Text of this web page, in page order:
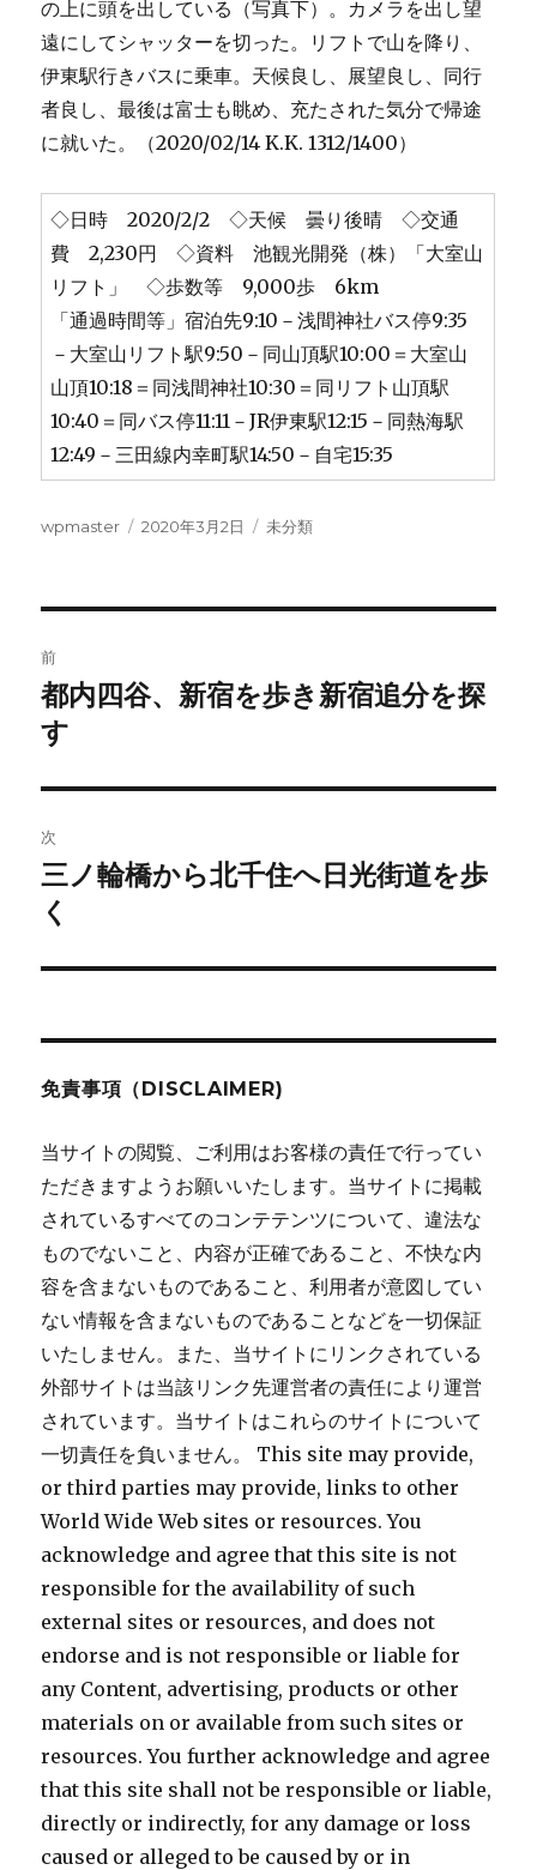
の上に頭を出している（写真下）。カメラを出し望
遠にしてシャッターを切った。リフトで山を降り、
伊東駅行きバスに乗車。天候良し、展望良し、同行
者良し、最後は富士も眺め、充たされた気分で帰途
に就いた。（2020/02/14 K.K. 1312/1400）
◇日時 2020/2/2 ◇天候 曇り後晴 ◇交通
費 2,230円 ◇資料 池観光開発（株）「大室山
リフト」 ◇歩数等 9,000歩 6km
「通過時間等」宿泊先9:10－浅間神社バス停9:35
－大室山リフト駅9:50－同山頂駅10:00＝大室山
山頂10:18＝同浅間神社10:30＝同リフト山頂駅
10:40＝同バス停11:11－JR伊東駅12:15－同熱海駅
12:49－三田線内幸町駅14:50－自宅15:35
投
wpmaster
投
2020年3月2日
カ
未分類
稿
ナ
ビ
ゲ
ー
シ
ン
前
前
の
稿:
都内四谷、新宿を歩き新宿追分を探
す
次
次
の
稿:
三ノ輪橋から北千住へ日光街道を歩
く
免責事項（DISCLAIMER)
当サイトの閲覧、ご利用はお客様の責任で行ってい
ただきますようお願いいたします。当サイトに掲載
されているすべてのコンテテンツについて、違法な
ものでないこと、内容が正確であること、不快な内
容を含まないものであること、利用者が意図してい
ない情報を含まないものであることなどを一切保証
いたしません。また、当サイトにリンクされている
外部サイトは当該リンク先運営者の責任により運営
されています。当サイトはこれらのサイトについて
一切責任を負いません。 This site may provide,
or third parties may provide, links to other
World Wide Web sites or resources. You
acknowledge and agree that this site is not
responsible for the availability of such
external sites or resources, and does not
endorse and is not responsible or liable for
any Content, advertising, products or other
materials on or available from such sites or
resources. You further acknowledge and agree
that this site shall not be responsible or liable,
directly or indirectly, for any damage or loss
caused or alleged to be caused by or in